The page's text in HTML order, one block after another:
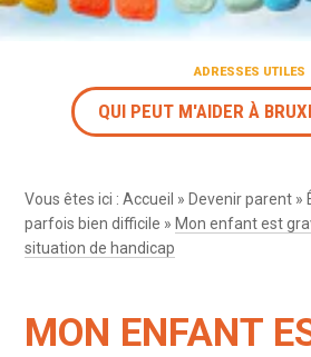
ADRESSES UTILES
QUI PEUT M'AIDER À
Vous êtes ici :Accueil » Devenir parent »
parfois bien difficile » Mon enfant est
situation de handicap
MON ENFANT